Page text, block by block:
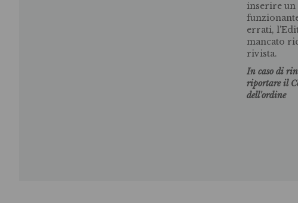
inserire
errati,
mancato
rivista.
In caso di
riportare il
dell'ordine